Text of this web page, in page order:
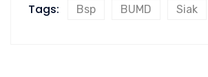
Tags: Bsp BUMD Siak